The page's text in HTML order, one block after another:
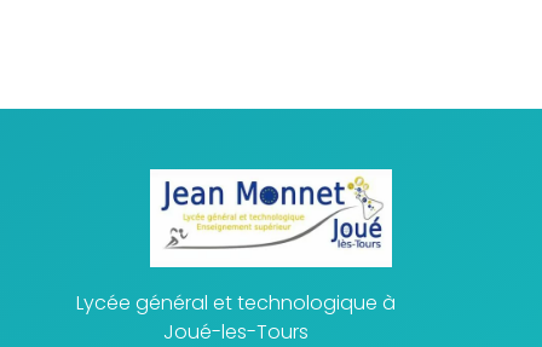
Lycée général et technologique à
Joué-les-Tours